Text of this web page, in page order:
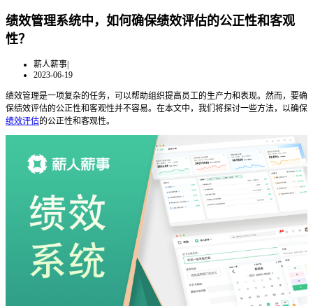
绩效管理系统中，如何确保绩效评估的公正性和客观
性？
薪人薪事|
2023-06-19
绩效管理是一项复杂的任务，可以帮助组织提高员工的生产力和表现。然而，要确
保绩效评估的公正性和客观性并不容易。在本文中，我们将探讨一些方法，以确保
绩效评估的公正性和客观性。